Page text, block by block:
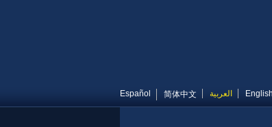
English العربية 简体中文
Español